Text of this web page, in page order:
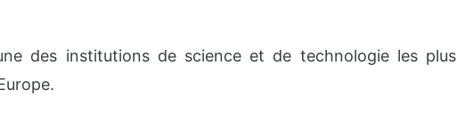
des institutions de science et de technologie les plus